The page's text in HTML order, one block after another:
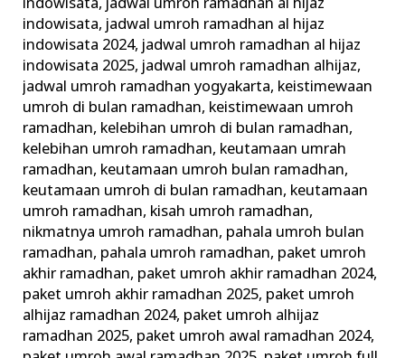
indowisata, jadwal umroh ramadhan al hijaz
indowisata, jadwal umroh ramadhan al hijaz
indowisata 2024, jadwal umroh ramadhan al hijaz
indowisata 2025, jadwal umroh ramadhan alhijaz,
jadwal umroh ramadhan yogyakarta, keistimewaan
umroh di bulan ramadhan, keistimewaan umroh
ramadhan, kelebihan umroh di bulan ramadhan,
kelebihan umroh ramadhan, keutamaan umrah
ramadhan, keutamaan umroh bulan ramadhan,
keutamaan umroh di bulan ramadhan, keutamaan
umroh ramadhan, kisah umroh ramadhan,
nikmatnya umroh ramadhan, pahala umroh bulan
ramadhan, pahala umroh ramadhan, paket umroh
akhir ramadhan, paket umroh akhir ramadhan 2024,
paket umroh akhir ramadhan 2025, paket umroh
alhijaz ramadhan 2024, paket umroh alhijaz
ramadhan 2025, paket umroh awal ramadhan 2024,